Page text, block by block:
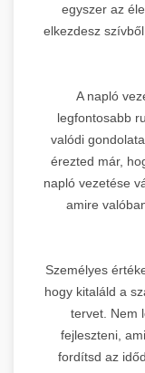
egyszer az
elkezdesz
A napló
legfontosabb
valódi
érezted már,
napló vezetése
amire
Személyes
hogy kitaláld a
tervet. Nem
fejleszteni,
fordítsd az